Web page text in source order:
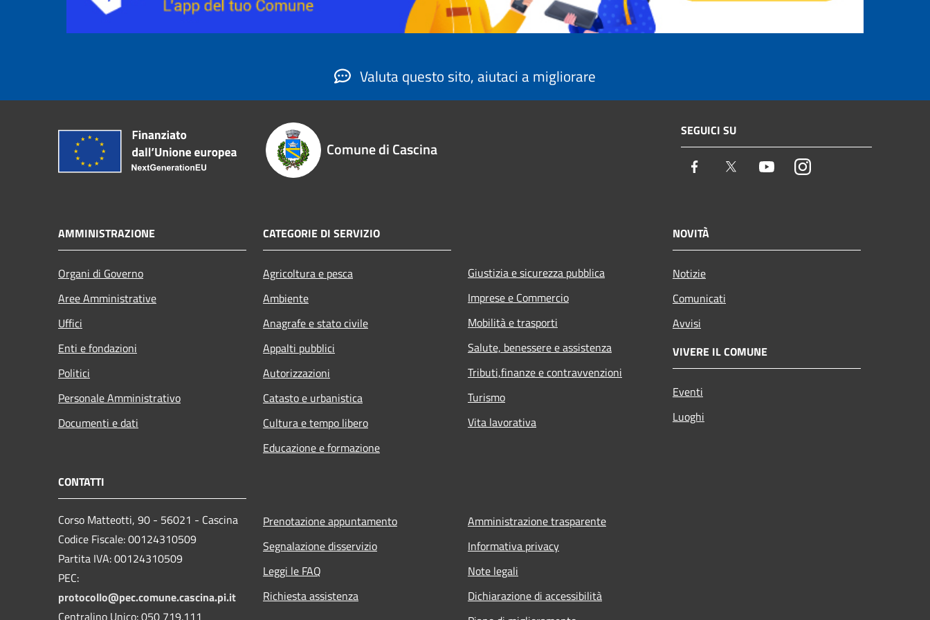
Valuta questo sito, aiutaci a migliorare
Comune di Cascina
SEGUICI SU
Facebook Twitter YoutubeInstagram
AMMINISTRAZIONE
Organi di Governo
Aree Amministrative
Uffici
Enti e fondazioni
Politici
Personale Amministrativo
Documenti e dati
CATEGORIE DI SERVIZIO
Agricoltura e pesca
Ambiente
Anagrafe e stato civile
Appalti pubblici
Autorizzazioni
Catasto e urbanistica
Cultura e tempo libero
Educazione e formazione
Giustizia e sicurezza pubblica
Imprese e Commercio
Mobilità e trasporti
Salute, benessere e assistenza
Tributi,finanze e contravvenzioni
Turismo
Vita lavorativa
NOVITÀ
Notizie
Comunicati
Avvisi
VIVERE IL COMUNE
Eventi
Luoghi
CONTATTI
Corso Matteotti, 90 - 56021 - Cascina
Codice Fiscale: 00124310509
Partita IVA: 00124310509
PEC:
protocollo@pec.comune.cascina.pi.it
Centralino Unico: 050 719.111
Prenotazione appuntamento
Segnalazione disservizio
Leggi le FAQ
Richiesta assistenza
Amministrazione trasparente
Informativa privacy
Note legali
Dichiarazione di accessibilità